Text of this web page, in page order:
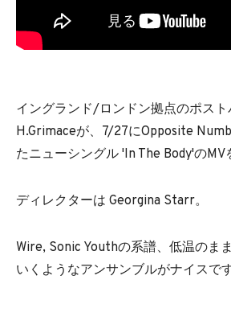
イングランド/ロンドン拠点のポスト
H.Grimaceが、7/27にOpposite
たニューシングル 'In The Body'のMV
ディレクターは Georgina Starr。
Wire, Sonic Youthの系譜、低温のま
いくようなアンサンブルがナイスです